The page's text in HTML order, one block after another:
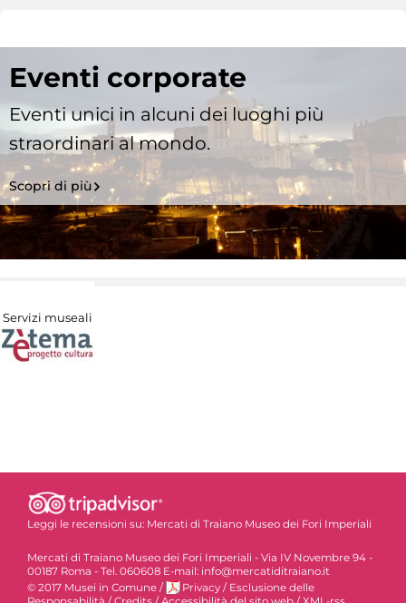
Eventi corporate
Eventi unici in alcuni dei luoghi più
straordinari al mondo.
Scopri di più
Servizi museali
Leggi le recensioni su: Mercati di Traiano Museo dei Fori Imperiali
Mercati di Traiano Museo dei Fori Imperiali - Via IV Novembre 94 -
00187 Roma - Tel. 060608 E-mail: info@mercatiditraiano.it
© 2017 Musei in Comune / Privacy / Esclusione delle